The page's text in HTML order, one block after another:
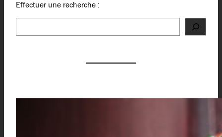
Effectuer une recherche :